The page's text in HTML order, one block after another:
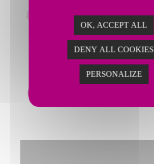
OK, ACCEPT ALL
DENY ALL COOKIES
PERSONALIZE